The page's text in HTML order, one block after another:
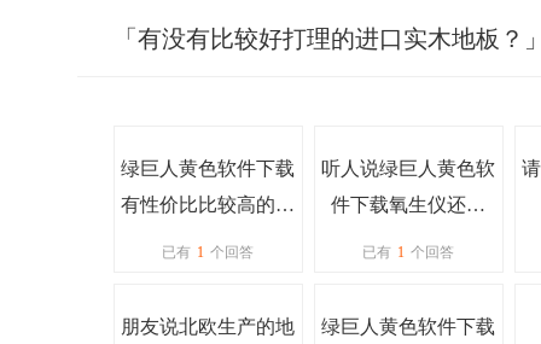
「有没有比较好打理的进口实木地板
绿巨人黄色软件下载
有性价比比较高的实
木复合进口地板
已有 1 个回答
听人说绿巨人黄色软
件下载氧生仪还不
错，真的能补
已有 1 个回答
朋友说北欧生产的地
绿巨人黄色软件下载